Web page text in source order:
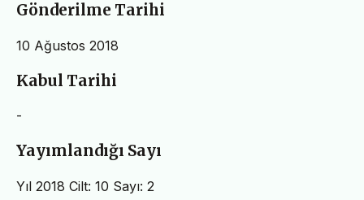
Gönderilme Tarihi
10 Ağustos 2018
Kabul Tarihi
-
Yayımlandığı Sayı
Yıl 2018 Cilt: 10 Sayı: 2